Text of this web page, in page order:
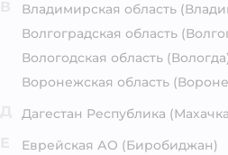
Владимирская область
Волгоградская область
Вологодская область
Воронежская область
Дагестан Республика
Еврейская АО (Биробиджан)